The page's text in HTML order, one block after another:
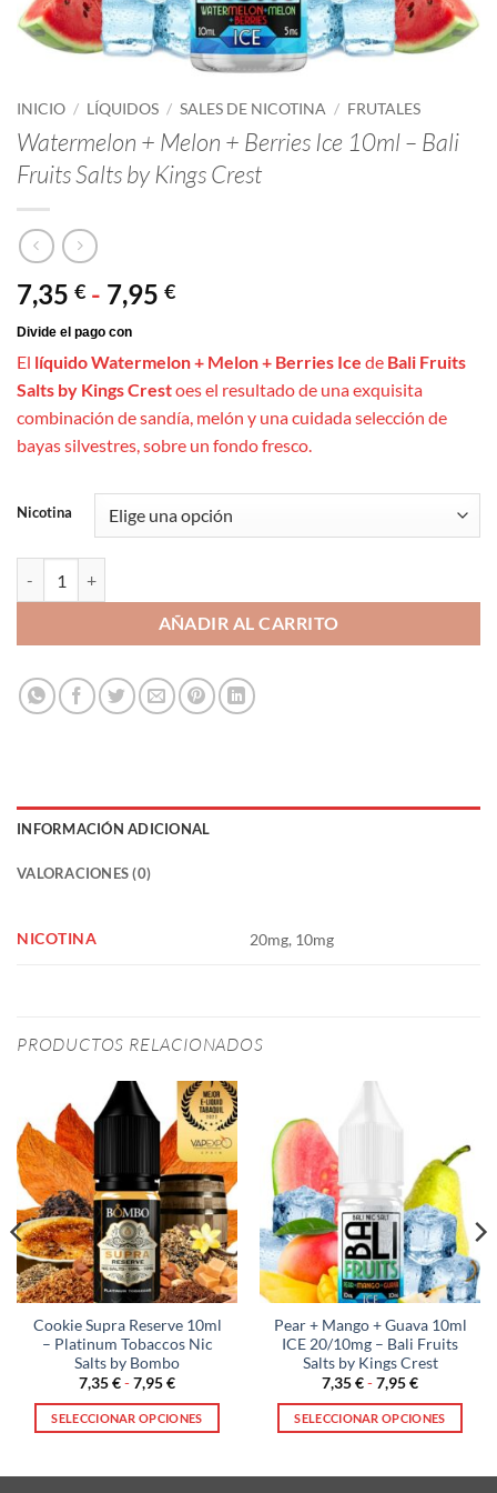
INICIO / LÍQUIDOS / SALES DE NICOTINA / FRUTALES
Watermelon + Melon + Berries Ice 10ml – Bali
Fruits Salts by Kings Crest
7,35 € - 7,95 €Rango
desde
7,35 €
hasta
7,95 €
El líquido Watermelon + Melon + Berries Ice de Bali Fruits
Salts by Kings Crestoes el resultado de una exquisita
combinación de sandía, melón y una cuidada selección de
bayas silvestres, sobre un fondo fresco.
Nicotina
AÑADIR AL CARRITO
INFORMACIÓN ADICIONAL
VALORACIONES (0)
NICOTINA 20mg, 10mg
PRODUCTOS RELACIONADOS
Cookie Supra Reserve 10ml
– Platinum Tobaccos Nic
Salts by Bombo
7,35€-7,95€Rango
precios:
desde
SELECCIONAR OPCIONES
Pear + Mango + Guava 10ml
ICE 20/10mg – Bali Fruits
Salts by Kings Crest
7,35€-7,95€Rango
precios:
desde
SELECCIONAR OPCIONES